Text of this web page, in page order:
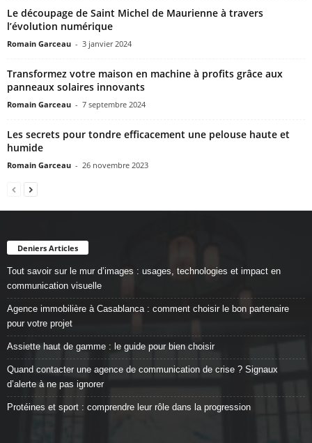
Le découpage de Saint Michel de Maurienne à travers
l’évolution numérique
Romain Garceau - 3 janvier 2024
Transformez votre maison en machine à profits grâce aux
panneaux solaires innovants
Romain Garceau - 7 septembre 2024
Les secrets pour tondre efficacement une pelouse haute et
humide
Romain Garceau - 26 novembre 2023
Deniers Articles
Tout savoir sur le mur d’images : usages, technologies et impact en
communication visuelle
Agence immobilière à Casablanca : comment choisir le bon partenaire
pour votre projet
Assiette haut de gamme : le guide pour bien choisir
Quand contacter une agence de communication de crise ? Signaux
d’alerte à ne pas ignorer
Protéines et sport : comprendre leur rôle dans la progression